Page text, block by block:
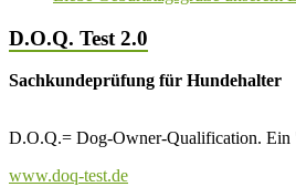
D.O.Q. Test 2.0
Sachkundeprüfung für Hundehalter
D.O.Q.= Dog-Owner-Qualification. Ein
www.doq-test.de